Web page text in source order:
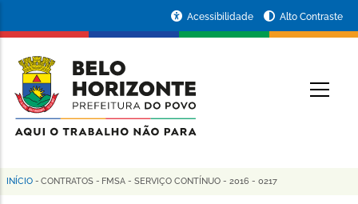
conteúdo
principal
da
Prefeitura
de
Horizonte
Acessibilidade Alto Contraste
Trilha
INÍCIO - CONTRATOS - FMSA - SERVIÇO CONTÍNUO - 2016 - 0217